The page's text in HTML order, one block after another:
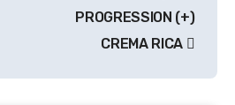
PROGRESSION (+)
CREMA RICA